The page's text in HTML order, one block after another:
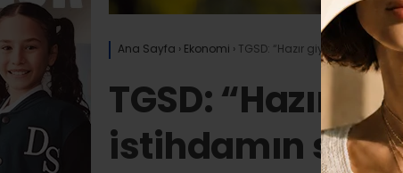
Ana Sayfa › Ekonomi › TGSD: “Hazır giyim ve tekstil
TGSD: “Hazır
istihdamın